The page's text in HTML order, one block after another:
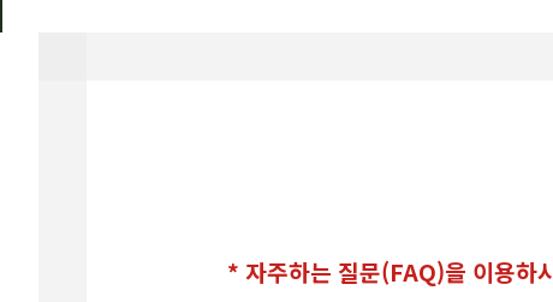
* 자주하는 질문(FAQ)을 이용하